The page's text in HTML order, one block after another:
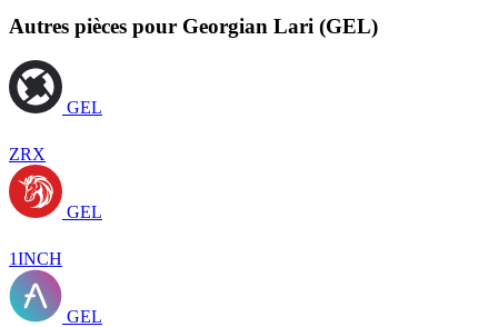
Autres pièces pour Georgian Lari (GEL)
GEL
ZRX
GEL
1INCH
GEL